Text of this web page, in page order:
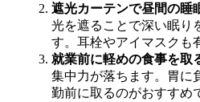
遮光カーテンで昼間の睡
光を遮ることで深い眠り
す。耳栓やアイマスクも
就業前に軽めの食事を取
集中力が落ちます。胃に
勤前に取るのがおすすめ